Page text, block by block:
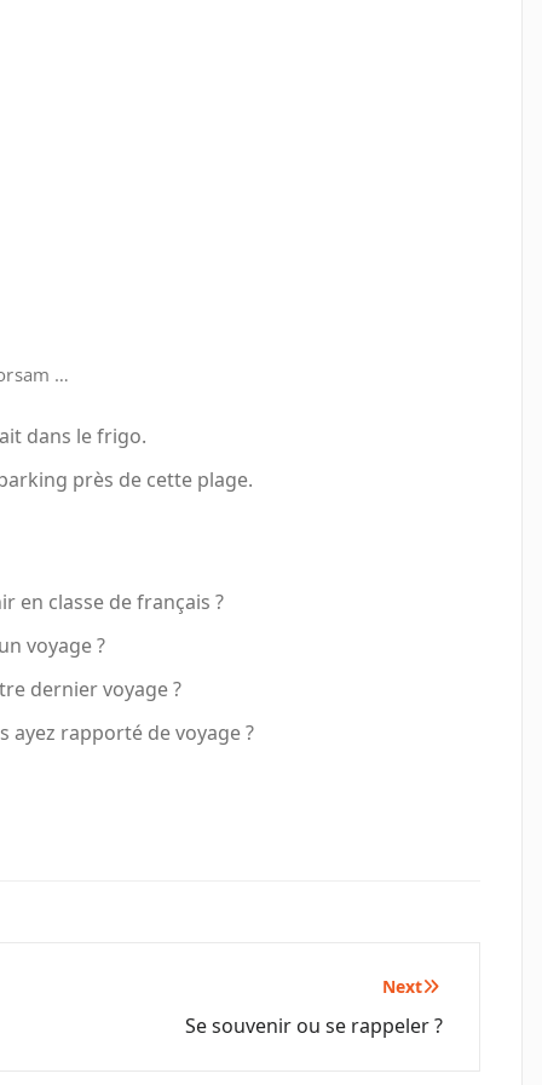
…
dans le frigo.
près de cette plage.
en classe de français ?
voyage ?
dernier voyage ?
ayez rapporté de voyage ?
Next
Se souvenir ou se rappeler ?